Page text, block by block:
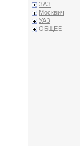
ЗАЗ
Москвич
УАЗ
ОБЩЕЕ